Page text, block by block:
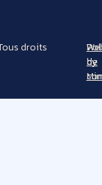
droits
de
by